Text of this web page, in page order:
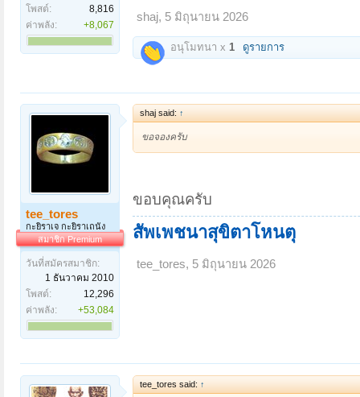
โพสต์:
8,816
ค่าพลัง:
+8,067
shaj, 5 มิถุนายน 2026
อนุโมทนา x 1 ดูรายการ
tee_tores
กะยิราเจ กะยิราเถนัง
สมาชิก Premium
วันที่สมัครสมาชิก:
1 ธันวาคม 2010
โพสต์:
12,296
ค่าพลัง:
+53,084
shaj said: ↑
ขอจองครับ
ขอบคุณครับ
สัพเพชนาสุขิตาโหนตุ
tee_tores, 5 มิถุนายน 2026
tee_tores said: ↑